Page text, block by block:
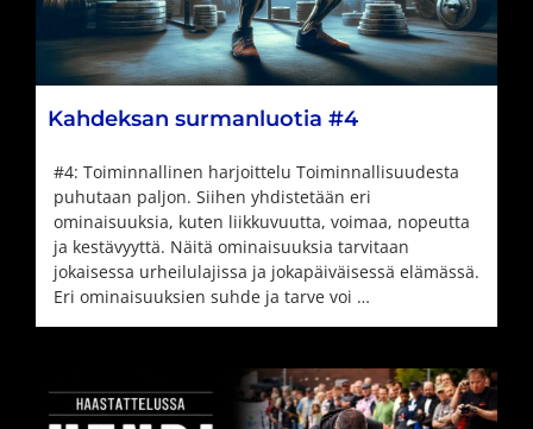
Kahdeksan surmanluotia #4
#4: Toiminnallinen harjoittelu Toiminnallisuudesta
puhutaan paljon. Siihen yhdistetään eri
ominaisuuksia, kuten liikkuvuutta, voimaa, nopeutta
ja kestävyyttä. Näitä ominaisuuksia tarvitaan
jokaisessa urheilulajissa ja jokapäiväisessä elämässä.
Eri ominaisuuksien suhde ja tarve voi …